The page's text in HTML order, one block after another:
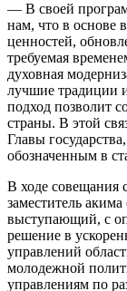
— В своей
нам, что в основе
ценностей,
требуемая
духовная
лучшие традиции
подход позволит
страны. В этой
Главы
обозначенным в
В ходе совещания
заместитель
выступающий, с
решение в
управлений
молодежной
управлениям по